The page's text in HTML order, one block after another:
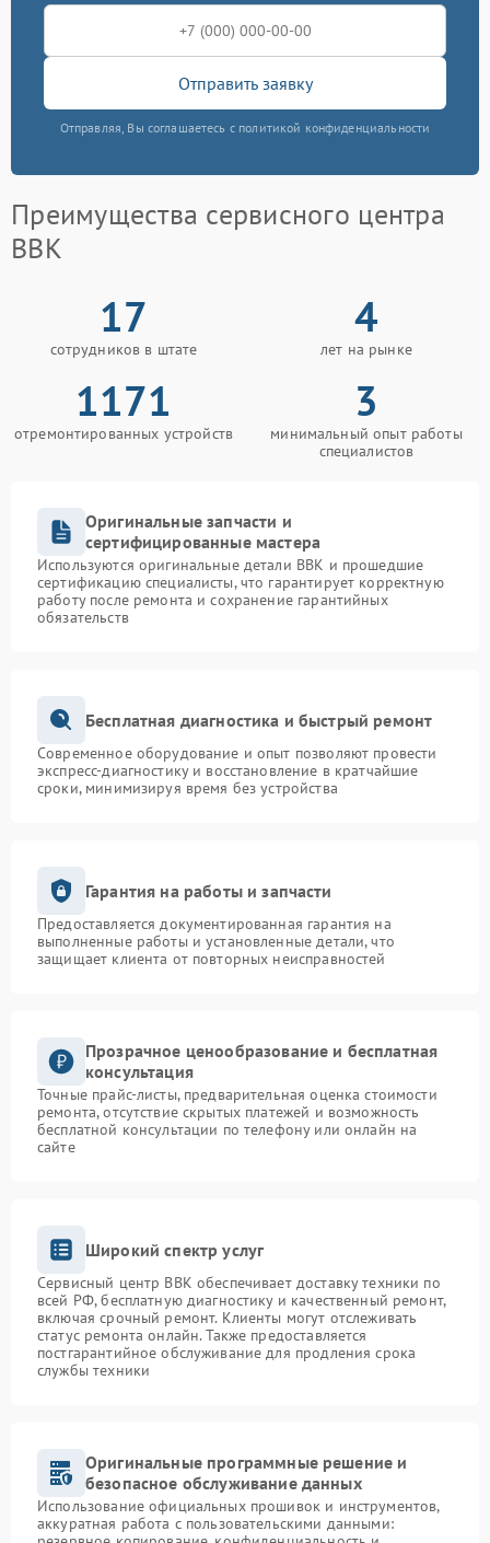
Отправить заявку
Отправляя, Вы соглашаетесь с политикой конфиденциальности
Преимущества сервисного центра
BBK
17
сотрудников в штате
4
лет на рынке
1171
отремонтированных устройств
3
минимальный опыт работы
специалистов
Оригинальные запчасти и
сертифицированные мастера
Используются оригинальные детали BBK и прошедшие
сертификацию специалисты, что гарантирует корректную
работу после ремонта и сохранение гарантийных
обязательств
Бесплатная диагностика и быстрый ремонт
Современное оборудование и опыт позволяют провести
экспресс-диагностику и восстановление в кратчайшие
сроки, минимизируя время без устройства
Гарантия на работы и запчасти
Предоставляется документированная гарантия на
выполненные работы и установленные детали, что
защищает клиента от повторных неисправностей
Прозрачное ценообразование и бесплатная
консультация
Точные прайс-листы, предварительная оценка стоимости
ремонта, отсутствие скрытых платежей и возможность
бесплатной консультации по телефону или онлайн на
сайте
Широкий спектр услуг
Сервисный центр BBK обеспечивает доставку техники по
всей РФ, бесплатную диагностику и качественный ремонт,
включая срочный ремонт. Клиенты могут отслеживать
статус ремонта онлайн. Также предоставляется
постгарантийное обслуживание для продления срока
службы техники
Оригинальные программные решение и
безопасное обслуживание данных
Использование официальных прошивок и инструментов,
аккуратная работа с пользовательскими данными: